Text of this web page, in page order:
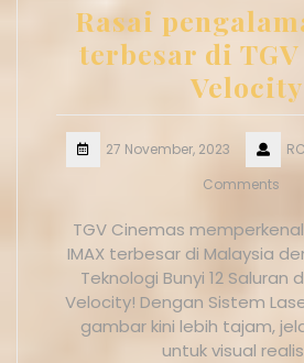
Rasai
terbesar di
Velocity
27 November, 2023
Comments
TGV Cinemas
IMAX terbesar di Malaysia
Teknologi Bunyi 12 Saluran
Velocity! Dengan Sistem
gambar kini lebih tajam,
untuk visual